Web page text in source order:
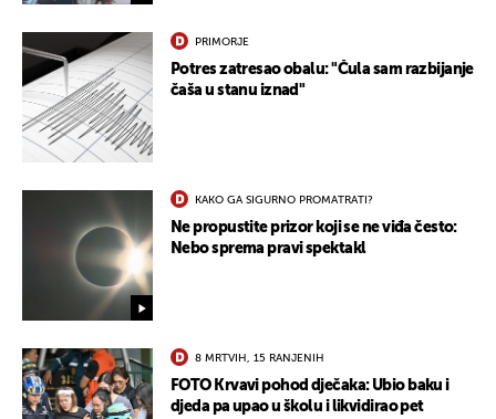
PRIMORJE
Potres zatresao obalu: "Čula sam razbijanje
čaša u stanu iznad"
KAKO GA SIGURNO PROMATRATI?
Ne propustite prizor koji se ne viđa često:
Nebo sprema pravi spektakl
8 MRTVIH, 15 RANJENIH
FOTO Krvavi pohod dječaka: Ubio baku i
djeda pa upao u školu i likvidirao pet